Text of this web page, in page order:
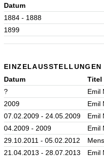
Datum
1884 - 1888
1899
EINZELAUSSTELLUNGEN
Datum
Titel
?
Emil
2009
Emil
07.02.2009 - 24.05.2009
Emil
04.2009 - 2009
Emil
29.10.2011 - 05.02.2012
21.04.2013 - 28.07.2013
Emil